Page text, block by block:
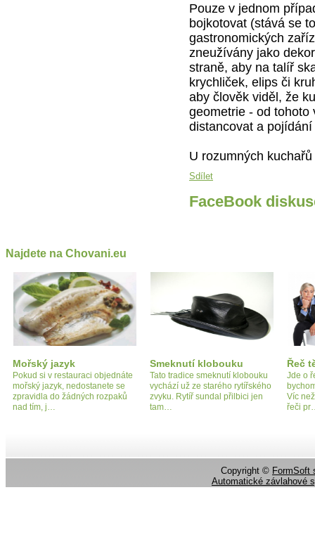
Pouze v jednom
bojkotovat (stává se
gastronomických
zneužívány jako
straně, aby na talíř
krychliček, elips či
aby člověk viděl, že
geometrie - od tohoto
distancovat a
U rozumných
Sdílet
FaceBook
Najdete na Chovani.eu
Mořský jazyk
Pokud si v restauraci objednáte
mořský jazyk, nedostanete se
zpravidla do žádných rozpaků
nad tím, j…
Smeknutí klobouku
Tato tradice smeknutí klobouku
vychází už ze starého rytířského
zvyku. Rytíř sundal přilbici jen
tam…
Řeč
Jde o
Víc
řeči
Copyright © FormSoft
Automatické závlahové